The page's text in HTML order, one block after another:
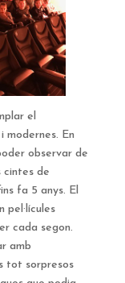
el
modernes. En
observar de
cintes de
fa 5 anys. El
pel·lícules
cada segon.
amb
tot sorpresos